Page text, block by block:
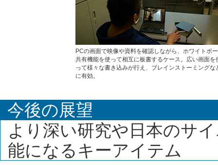
PCの画面で映像や資料を確認しながら、ホワイトボ
共有機能を使って相互に板書するケース。広い画面を
って様々な書き込みが行え、ブレインストーミングな
に有効。
今後の展望
より深い研究や日本のサ
能になるキーアイテム